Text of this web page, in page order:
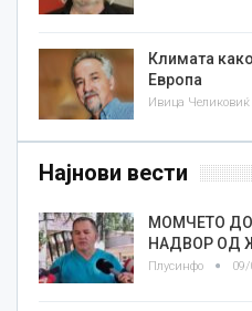
Климата
Европа
Ивица Челиковиќ
Најнови вести
МОМЧЕТО
НАДВОР ОД
Плусинфо